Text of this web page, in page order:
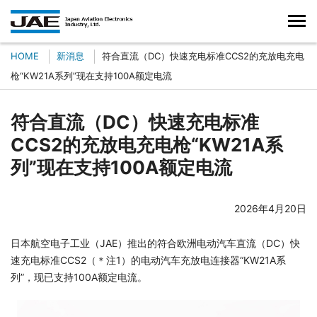
HOME 新消息
符合直流（DC）快速充电标准CCS2的充放电充电
枪“KW21A系列”现在支持100A额定电流
符合直流（DC）快速充电标准
CCS2的充放电充电枪“KW21A系
列”现在支持100A额定电流
2026年4月20日
日本航空电子工业（JAE）推出的符合欧洲电动汽车直流（DC）快
速充电标准CCS2（＊注1）的电动汽车充放电连接器“KW21A系
列”，现已支持100A额定电流。